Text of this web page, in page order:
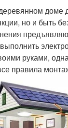
доме
но и быть
руками,
правила